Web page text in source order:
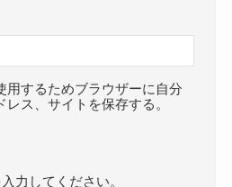
用するためブラウザーに自分
ス、サイトを保存する。
力してください。